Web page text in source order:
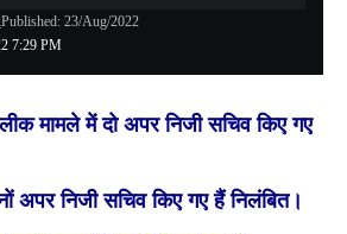
7:29 PM
Published: 23/Aug/2022
मामले में दो अपर निजी सचिव किए गए
अपर निजी सचिव किए गए हैं निलंबित।